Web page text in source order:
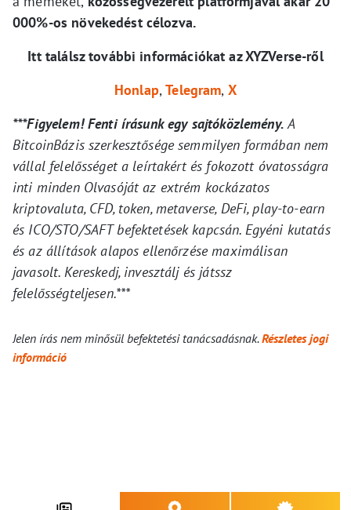
000%-os növekedést célozva.
Itt találsz további információkat az XYZVerse-ről
Honlap,Telegram, X
***Figyelem! Fenti írásunk egy sajtóközlemény.A
BitcoinBázis szerkesztősége semmilyen formában nem
vállal felelősséget a leírtakért és fokozott óvatosságra
inti minden Olvasóját az extrém kockázatos
kriptovaluta, CFD, token, metaverse, DeFi, play-to-earn
és ICO/STO/SAFT befektetések kapcsán. Egyéni kutatás
és az állítások alapos ellenőrzése maximálisan
javasolt. Kereskedj, invesztálj és játssz
felelősségteljesen.***
Jelen írás nem minősül befektetési tanácsadásnak.Részletes jogi
információ